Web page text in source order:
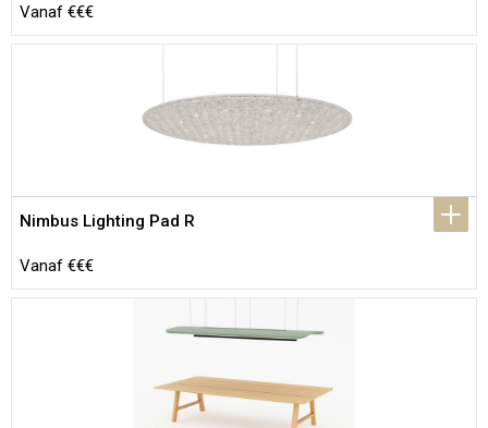
Vanaf €€€
Nimbus Lighting Pad R
Vanaf €€€